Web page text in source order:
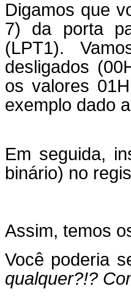
Digamos que
7) da porta
(LPT1).
desligados
os valores
exemplo dado
Em seguida,
binário) no
Assim, temos
Você poderia
qualquer?!?